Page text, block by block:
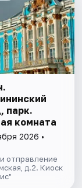
парк.
комната
2026 •
отправление
д.2. Киоск